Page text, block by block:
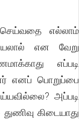
எல்லாம்
என வேறு
எப்படி
எனப் பொறுப்பை
அப்படி
கிடையாது